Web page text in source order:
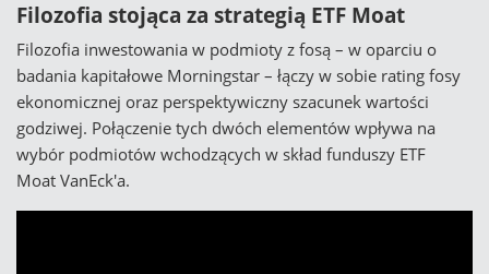
Filozofia stojąca za strategią ETF Moat
Filozofia inwestowania w podmioty z fosą – w oparciu o
badania kapitałowe Morningstar – łączy w sobie rating fosy
ekonomicznej oraz perspektywiczny szacunek wartości
godziwej. Połączenie tych dwóch elementów wpływa na
wybór podmiotów wchodzących w skład funduszy ETF
Moat VanEck'a.